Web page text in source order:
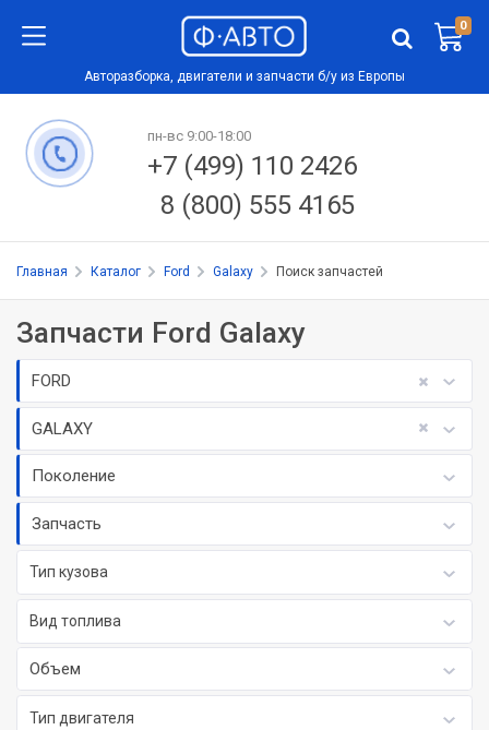
0
Авторазборка, двигатели и запчасти б/у из Европы
пн-вс 9:00-18:00
+7 (499) 110 2426
8 (800) 555 4165
Главная Каталог Ford Galaxy Поиск запчастей
Запчасти Ford Galaxy
FORD
GALAXY
Поколение
Запчасть
Тип кузова
Вид топлива
Объем
Тип двигателя